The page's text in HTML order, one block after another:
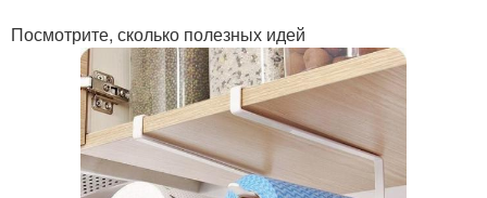
Посмотрите, сколько полезных идей